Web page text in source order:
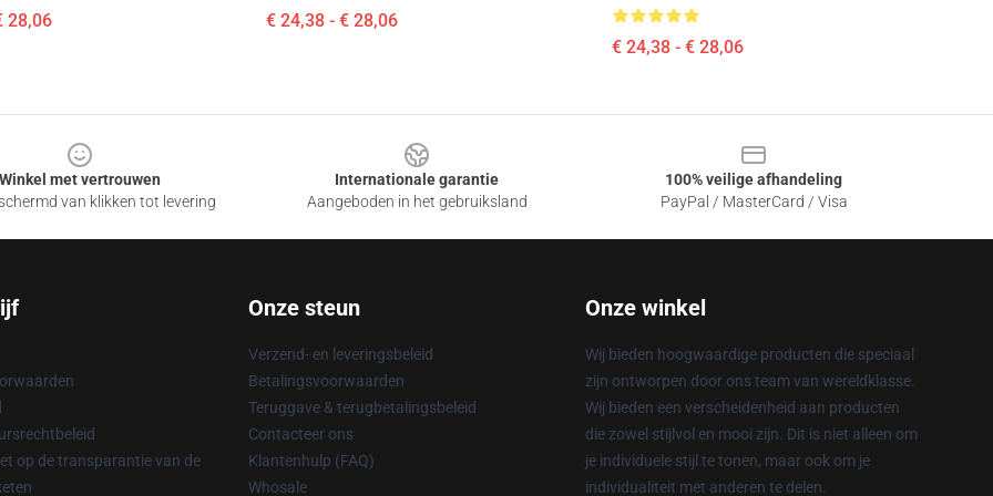
28,06 € 24,38 - € 28,06
€ 24,38 - € 28,06
Winkel met vertrouwen
van klikken tot levering
Internationale garantie
Aangeboden in het gebruiksland
100% veilige afhandeling
PayPal / MasterCard / Visa
op de transparantie van de
Onze steun
Verzend- en leveringsbeleid
Betalingsvoorwaarden
Teruggave & terugbetalingsbeleid
Contacteer ons
Klantenhulp (FAQ)
Whosale
Onze winkel
Wij bieden hoogwaardige producten die speciaal
zijn ontworpen door ons team van wereldklasse.
Wij bieden een verscheidenheid aan producten
die zowel stijlvol en mooi zijn. Dit is niet alleen om
je individuele stijl te tonen, maar ook om je
individualiteit met anderen te delen.